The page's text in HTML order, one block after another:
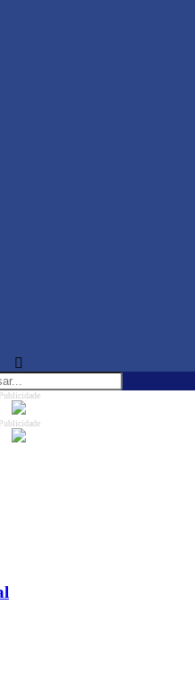
Publicidade
Publicidade